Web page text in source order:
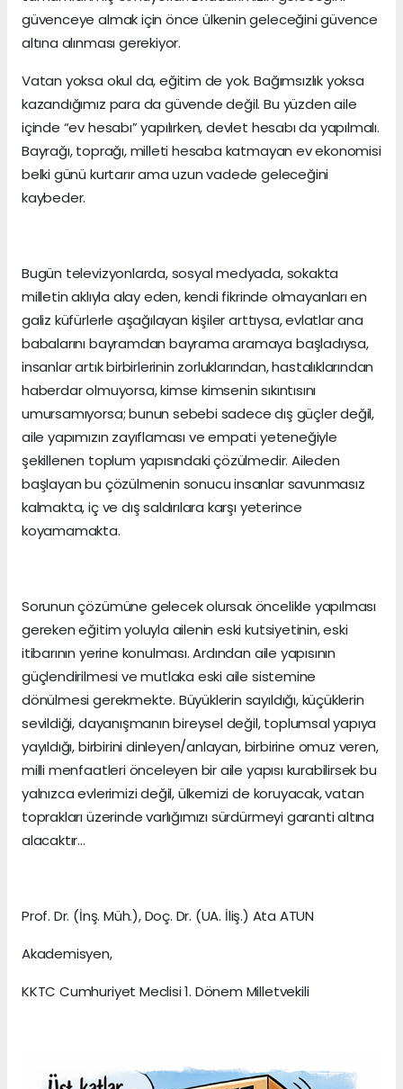
güvenceye almak için önce ülkenin geleceğini güvence
altına alınması gerekiyor.
Vatan yoksa okul da, eğitim de yok. Bağımsızlık yoksa
kazandığımız para da güvende değil. Bu yüzden aile
içinde “ev hesabı” yapılırken, devlet hesabı da yapılmalı.
Bayrağı, toprağı, milleti hesaba katmayan ev ekonomisi
belki günü kurtarır ama uzun vadede geleceğini
kaybeder.
Bugün televizyonlarda, sosyal medyada, sokakta
milletin aklıyla alay eden, kendi fikrinde olmayanları en
galiz küfürlerle aşağılayan kişiler arttıysa, evlatlar ana
babalarını bayramdan bayrama aramaya başladıysa,
insanlar artık birbirlerinin zorluklarından, hastalıklarından
haberdar olmuyorsa, kimse kimsenin sıkıntısını
umursamıyorsa; bunun sebebi sadece dış güçler değil,
aile yapımızın zayıflaması ve empati yeteneğiyle
şekillenen toplum yapısındaki çözülmedir. Aileden
başlayan bu çözülmenin sonucu insanlar savunmasız
kalmakta, iç ve dış saldırılara karşı yeterince
koyamamakta.
Sorunun çözümüne gelecek olursak öncelikle yapılması
gereken eğitim yoluyla ailenin eski kutsiyetinin, eski
itibarının yerine konulması. Ardından aile yapısının
güçlendirilmesi ve mutlaka eski aile sistemine
dönülmesi gerekmekte. Büyüklerin sayıldığı, küçüklerin
sevildiği, dayanışmanın bireysel değil, toplumsal yapıya
yayıldığı, birbirini dinleyen/anlayan, birbirine omuz veren,
milli menfaatleri önceleyen bir aile yapısı kurabilirsek bu
yalnızca evlerimizi değil, ülkemizi de koruyacak, vatan
toprakları üzerinde varlığımızı sürdürmeyi garanti altına
alacaktır…
Prof. Dr. (İnş. Müh.), Doç. Dr. (UA. İliş.) Ata ATUN
Akademisyen,
KKTC Cumhuriyet Meclisi 1. Dönem Milletvekili